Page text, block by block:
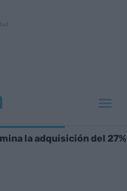
la adquisición del 27%